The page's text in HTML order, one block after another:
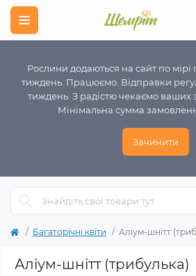
Рослини додаються на сайт по мірі
тиждень. Працюємо. Відправки
тиждень. З радістю чекаємо ваших
Мінімальна сумма
Зачинити
Багаторічні квіти Аліум-шнітт
Аліум-шнітт (трибулька)